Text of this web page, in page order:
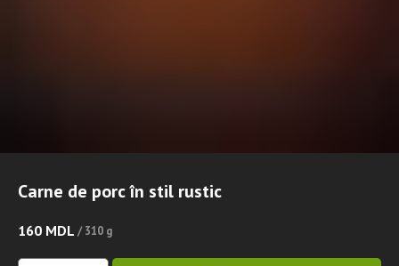
Carne de porc în stil rustic
160 MDL / 310 g